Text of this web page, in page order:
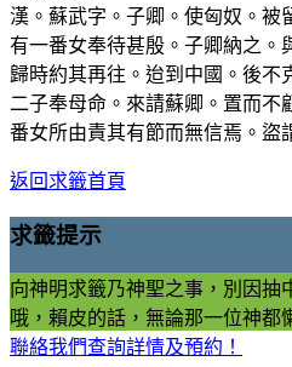
漢。蘇武字。子卿。使匈奴。被
有一番女奉待甚殷。子卿納之。
歸時約其再往。迨到中國。後不
二子奉母命。來請蘇卿。置而不
番女所由責其有節而無信焉。盜
返回求籤首頁
求籤提示
向神明求籤乃神聖之事，別因抽
哦，賴皮的話，無論那一位神都
聯絡我們查詢詳情及預約！